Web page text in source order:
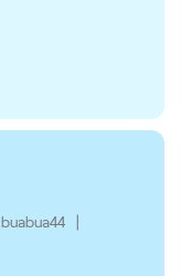
buabua44 |